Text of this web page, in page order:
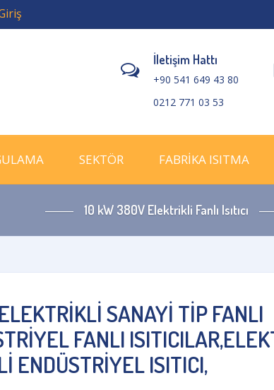
İletişim Hattı
+90 541 649 43 80
0212 771 03 53
SEKTÖR FABRİKA ISITMA
10 kW 380V Elektrikli Fanlı Isıtıcı
SANAYİ TİP FANLI
FANLI
ENDÜSTRİYEL ISITICI,